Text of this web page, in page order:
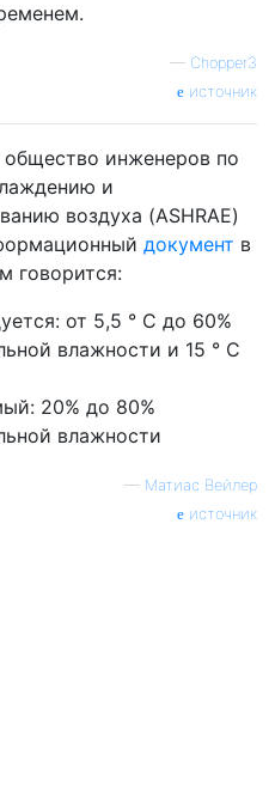
— Chopper3
источник
инженеров по
и
воздуха (ASHRAE)
документ в
говорится:
от 5,5 ° C до 60%
влажности и 15 ° C
20% до 80%
влажности
— Матиас Вейлер
источник